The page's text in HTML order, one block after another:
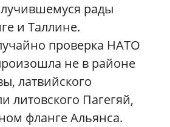
рады
и Таллине.
проверка НАТО
не в районе
латвийского
литовского Пагегяй,
фланге Альянса.